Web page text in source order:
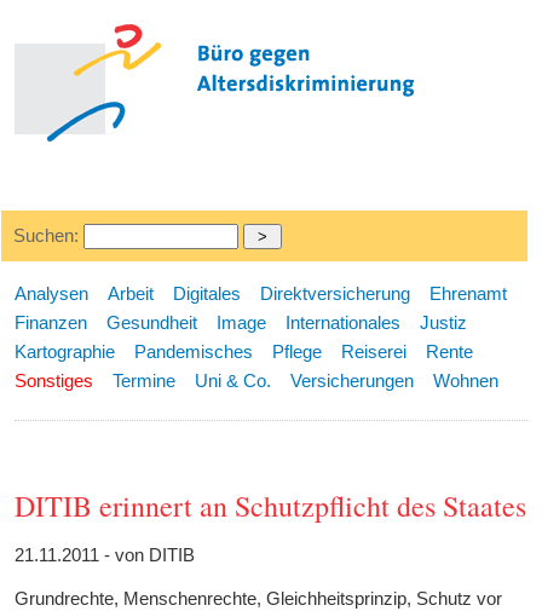
Suchen:
Analysen Arbeit Digitales Direktversicherung
Ehrenamt
Finanzen
Gesundheit Image Internationales
Justiz
Kartographie
Pandemisches Pflege Reiserei
Rente
Sonstiges
Termine Uni & Co. Versicherungen Wohnen
DITIB erinnert an Schutzpflicht des Staates
21.11.2011 - von DITIB
Grundrechte, Menschenrechte, Gleichheitsprinzip, Schutz vor